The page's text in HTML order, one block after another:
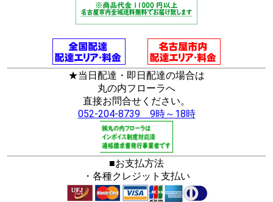
★当日配達・即日配達の場合は
丸の内フローラへ
直接お問合せください。
052-204-8739 9時～18時
■お支払方法
・各種クレジット支払い